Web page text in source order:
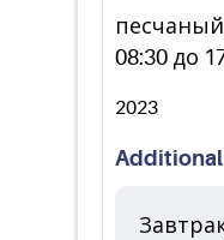
08:30 до
2023